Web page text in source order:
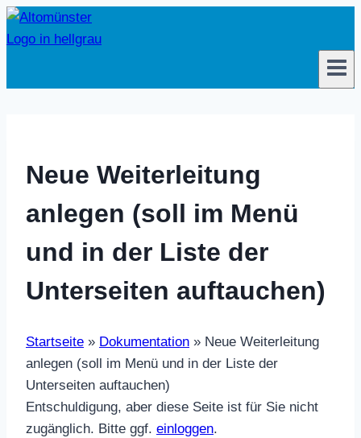
Zum
Inhalt
Neue Weiterleitung
anlegen (soll im Menü
und in der Liste der
Unterseiten auftauchen)
Startseite » Dokumentation » Neue Weiterleitung
anlegen (soll im Menü und in der Liste der
Unterseiten auftauchen)
Entschuldigung, aber diese Seite ist für Sie nicht
zugänglich. Bitte ggf. einloggen.